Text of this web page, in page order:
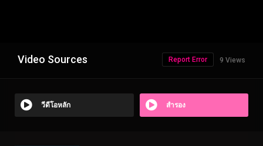
Video Sources 9 Views
Report Error
วีดีโอหลัก สำรอง